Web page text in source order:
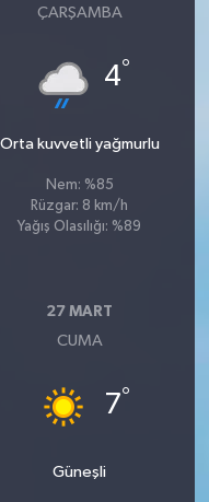
ÇARŞAMBA
4°
Orta kuvvetli yağmurlu
Nem: %85
Rüzgar: 8 km/h
Yağış Olasılığı: %89
27 MART
CUMA
7°
Güneşli